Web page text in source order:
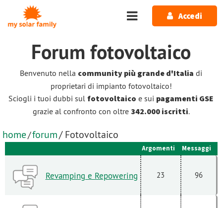
Salta al contenuto principale
Accedi
Forum fotovoltaico
Benvenuto nella community più grande d'Italia di
proprietari di impianto fotovoltaico!
Sciogli i tuoi dubbi sul fotovoltaico e sui pagamenti GSE
grazie al confronto con oltre 342.000 iscritti.
home/forum/ Fotovoltaico
Argomenti Messaggi
Revamping e Repowering 23 96